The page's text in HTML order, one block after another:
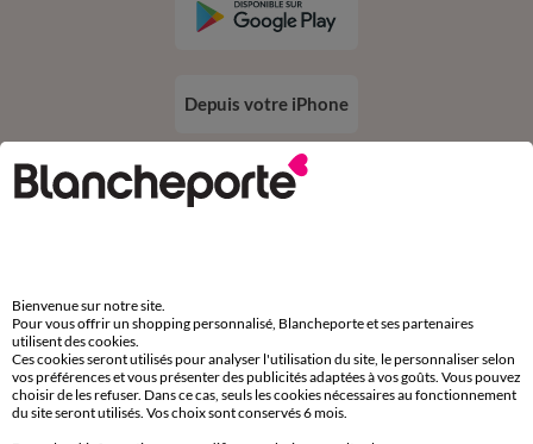
Depuis votre iPhone
Commande
Bienvenue sur notre site.
Pour vous offrir un shopping personnalisé, Blancheporte et ses partenaires
utilisent des cookies.
Ces cookies seront utilisés pour analyser l'utilisation du site, le personnaliser selon
vos préférences et vous présenter des publicités adaptées à vos goûts. Vous pouvez
choisir de les refuser. Dans ce cas, seuls les cookies nécessaires au fonctionnement
du site seront utilisés. Vos choix sont conservés 6 mois.